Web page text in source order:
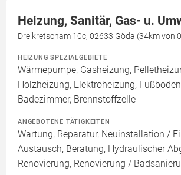
Heizung, Sanitär, Gas- u.
Dreikretscham 10c, 02633 Göda (34km von
HEIZUNG SPEZIALGEBIETE
Wärmepumpe, Gasheizung,
Holzheizung, Elektroheizung,
Badezimmer, Brennstoffzelle
ANGEBOTENE TÄTIGKEITEN
Wartung, Reparatur, Neuinstallation /
Austausch, Beratung, Hydraulischer
Renovierung, Renovierung /